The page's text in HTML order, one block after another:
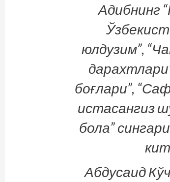
Адибнинг
юлдузим”,
боғлари”,
истасангиз
бола”
Абдусаид